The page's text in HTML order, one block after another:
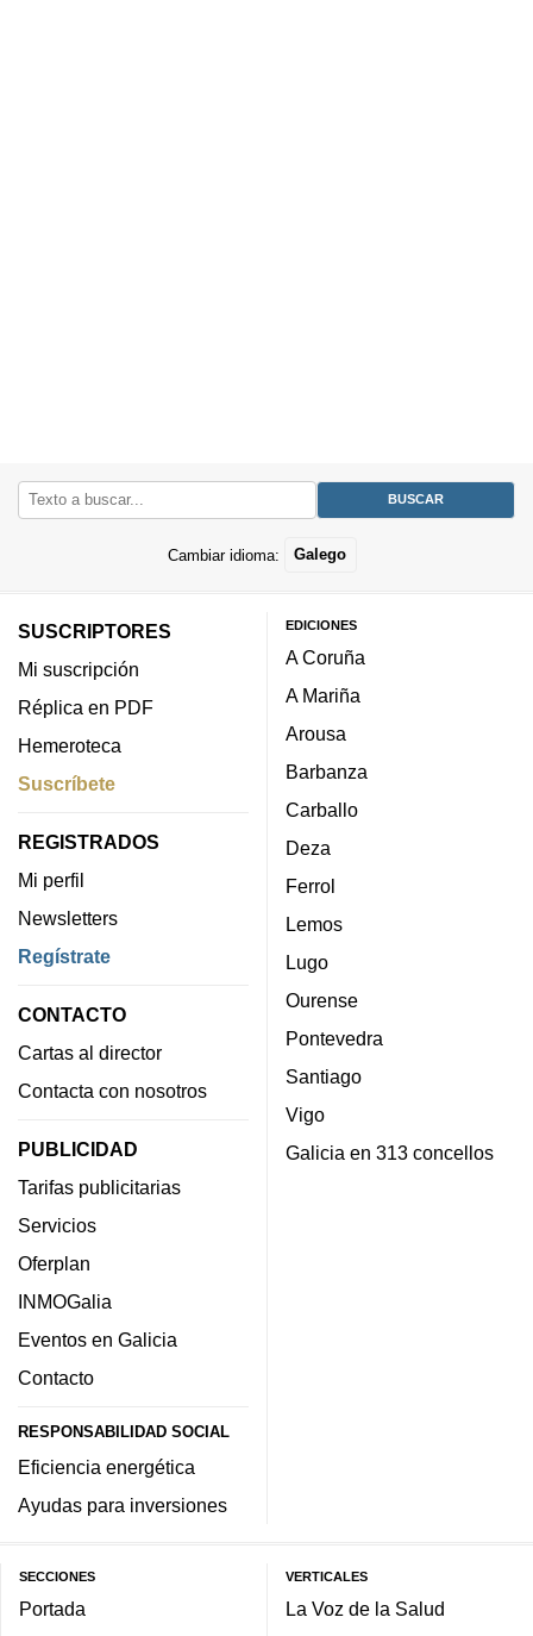
Cambiar idioma: Galego
SUSCRIPTORES
Mi suscripción
Réplica en PDF
Hemeroteca
Suscríbete
REGISTRADOS
Mi perfil
Newsletters
Regístrate
CONTACTO
Cartas al director
Contacta con nosotros
PUBLICIDAD
Tarifas publicitarias
Servicios
Oferplan
INMOGalia
Eventos en Galicia
Contacto
RESPONSABILIDAD SOCIAL
Eficiencia energética
Ayudas para inversiones
EDICIONES
A Coruña
A Mariña
Arousa
Barbanza
Carballo
Deza
Ferrol
Lemos
Lugo
Ourense
Pontevedra
Santiago
Vigo
Galicia en 313 concellos
SECCIONES
Portada
VERTICALES
La Voz de la Salud